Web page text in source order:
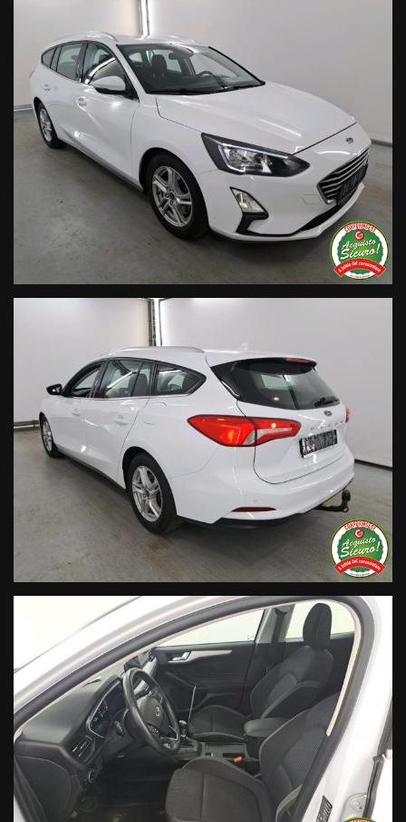
Live Chat Whatsapp:
+ 39 347 2621925 Orari
14:30/19:30 Sabato 8:30 12:30 14.30 18.30
Trasparenza:
• Si precisa che le informazioni contenute negli annunci
online e nel proprio sito web sono state compilate con cura
affinché siano il più complete e precise; tuttavia possono
contenere errori e omissioni. Si declina ogni responsabilità
per eventuali involontarie incongruenze che non
rappresentano un impegno contrattuale.